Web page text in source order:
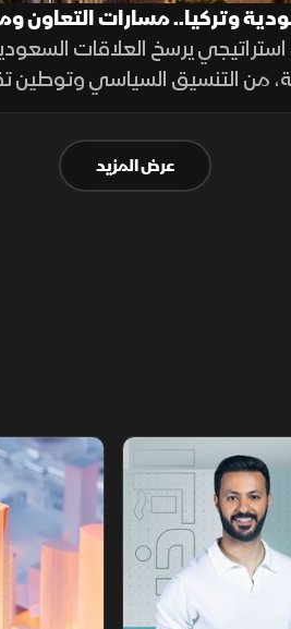
وتركيا.. مسارات التعاون
يرسخ العلاقات
من التنسيق السياسي وتوطين
العسكرية، إلى تبادل تجاري
بـ10 مليارات دولار ومشاريع
واعد.
عرض المزيد
أخبار الشرق